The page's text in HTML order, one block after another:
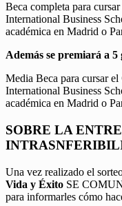
Beca completa para
International Business
académica en Madrid o
Además se premiará a
Media Beca para cursar el
International Business
académica en Madrid o
SOBRE LA
Una vez realizado el
Vida y Éxito SE
para informarles cómo